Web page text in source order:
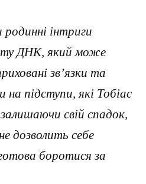
інтриги
ДНК, який може
зв’язки та
підступи, які Тобіас
свій спадок,
дозволить себе
боротися за